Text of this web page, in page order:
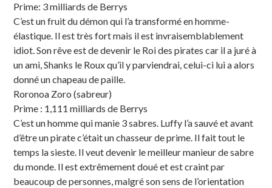
Prime: 3 milliards de Berrys
C’est un fruit du démon qui l’a transformé en homme-
élastique. Il est très fort mais il est invraisemblablement
idiot. Son rêve est de devenir le Roi des pirates car il a juré à
un ami, Shanks le Roux qu’il y parviendrai, celui-ci lui a alors
donné un chapeau de paille.
Roronoa Zoro (sabreur)
Prime : 1,111 milliards de Berrys
C’est un homme qui manie 3 sabres. Luffy l’a sauvé et avant
d’être un pirate c’était un chasseur de prime. Il fait tout le
temps la sieste. Il veut devenir le meilleur manieur de sabre
du monde. Il est extrêmement doué et est craint par
beaucoup de personnes, malgré son sens de l’orientation